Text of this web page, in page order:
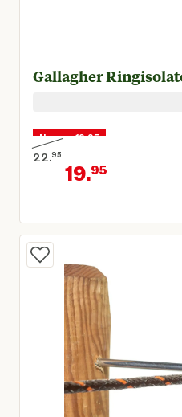
Gallagher
Nu voor 19,95
22.95
Oorspronkelijke prijs €
19.95